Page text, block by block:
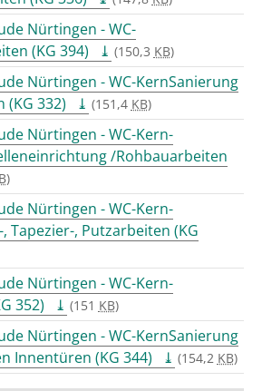
Nürtingen - WC-
(KG 394)
(150,3 KB)
Nürtingen - WC-KernSanierung
(KG 332)
(151,4 KB)
Nürtingen - WC-Kern-
/Rohbauarbeiten
)
Nürtingen - WC-Kern-
Tapezier-, Putzarbeiten (KG
Nürtingen - WC-Kern-
352)
(151 KB)
Nürtingen - WC-KernSanierung
Innentüren (KG 344)
(154,2 KB)